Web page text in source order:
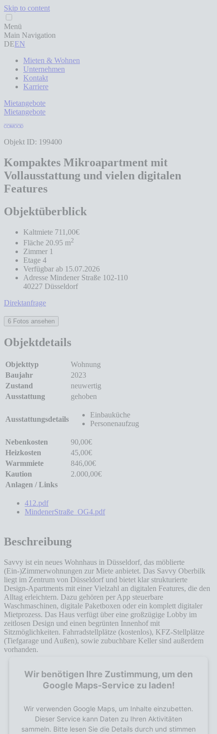
Skip to content
Menü
Main Navigation
DEEN
Mieten & Wohnen
Unternehmen
Kontakt
Karriere
Mietangebote
Mietangebote
Objekt ID: 199400
Kompaktes Mikroapartment mit
Vollausstattung und vielen digitalen
Features
Objektüberblick
Kaltmiete 711,00€
Fläche 20.95 m2
Zimmer 1
Etage 4
Verfügbar ab 15.07.2026
Adresse Mindener Straße 102-110
40227 Düsseldorf
Direktanfrage
6 Fotos ansehen
Objektdetails
Objekttyp
Wohnung
Baujahr
2023
Zustand
neuwertig
Ausstattung
gehoben
Ausstattungsdetails
Einbauküche
Personenaufzug
Nebenkosten
90,00€
Heizkosten
45,00€
Warmmiete
846,00€
Kaution
2.000,00€
Anlagen / Links
412.pdf
MindenerStraße_OG4.pdf
Beschreibung
Savvy ist ein neues Wohnhaus in Düsseldorf, das möblierte
(Ein-)Zimmerwohnungen zur Miete anbietet. Das Savvy Oberbilk
liegt im Zentrum von Düsseldorf und bietet klar strukturierte
Design-Apartments mit einer Vielzahl an digitalen Features, die den
Alltag erleichtern. Dazu gehören per App steuerbare
Waschmaschinen, digitale Paketboxen oder ein komplett digitaler
Mietprozess. Das Haus verfügt über eine großzügige Lobby im
zeitlosen Design und einen begrünten Innenhof mit
Sitzmöglichkeiten. Fahrradstellplätze (kostenlos), KFZ-Stellplätze
(Tiefgarage und Außen), sowie zubuchbare Keller sind außerdem
vorhanden.
Wir benötigen Ihre Zustimmung, um den
Google Maps-Service zu laden!
Wir verwenden Google Maps, um Inhalte einzubetten.
Dieser Service kann Daten zu Ihren Aktivitäten
sammeln. Bitte lesen Sie die Details durch und stimmen